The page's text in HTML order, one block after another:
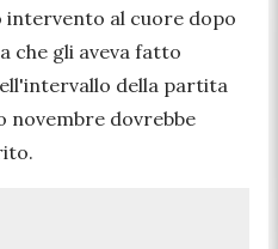
al cuore dopo
che gli aveva fatto
della partita
novembre dovrebbe